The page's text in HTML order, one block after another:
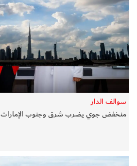
بيزنس
في المرمى
وثائقيات الخور
فن وثقافة
كوكب دبي
سوالف الدار
منخفض جوي يضرب شرق وجنوب الإمارات